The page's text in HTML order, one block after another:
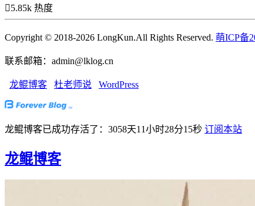
5.85k 热度
Copyright © 2018-2026 LongKun.All Rights Reserved. 萌ICP备
联系邮箱：admin@lklog.cn
龙鲲博客 杜老师说 WordPress
龙鲲博客已成功存活了：3058天11小时28分16秒 订阅本站
龙鲲博客